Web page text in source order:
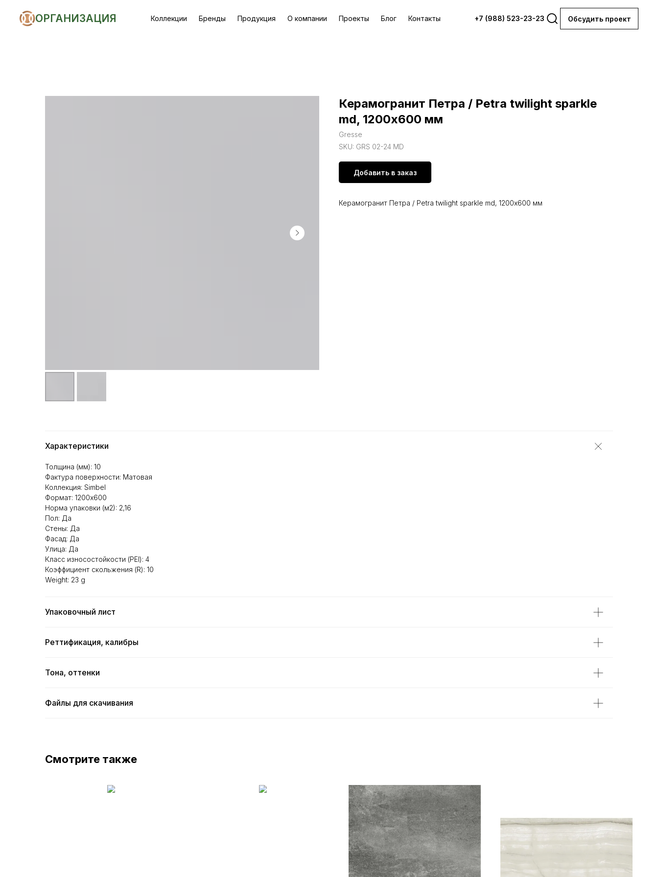
ОРГАНИЗАЦИЯ Коллекции Бренды Продукция О компании Проекты Блог Контакты +7 (988) 523-23-23 Обсудить проект
Керамогранит Петра / Petra twilight sparkle
md, 1200х600 мм
Gresse
SKU: GRS 02-24 MD
Добавить в заказ
Керамогранит Петра / Petra twilight sparkle md, 1200х600 мм
Характеристики
Толщина (мм): 10
Фактура поверхности: Матовая
Коллекция: Simbel
Формат: 1200х600
Норма упаковки (м2): 2,16
Пол: Да
Стены: Да
Фасад: Да
Улица: Да
Класс износостойкости (PEI): 4
Коэффициент скольжения (R): 10
Weight: 23 g
Упаковочный лист
Реттификация, калибры
Тона, оттенки
Файлы для скачивания
Смотрите также